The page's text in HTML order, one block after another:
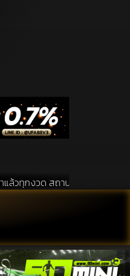
านที่ขอหวยเป็นสถานที่ ที่ไ